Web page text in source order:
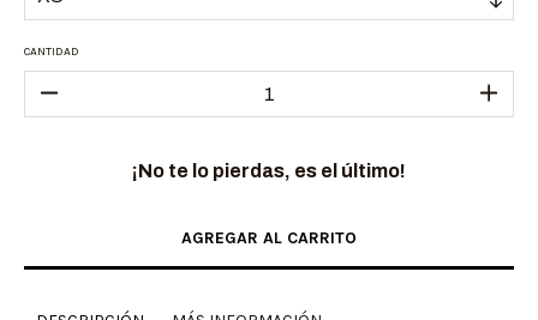
CANTIDAD
¡No te lo pierdas, es el último!